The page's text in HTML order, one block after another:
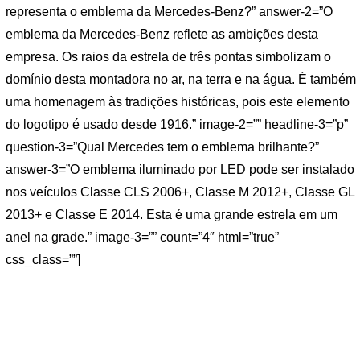
representa o emblema da Mercedes-Benz?” answer-2=”O
emblema da Mercedes-Benz reflete as ambições desta
empresa. Os raios da estrela de três pontas simbolizam o
domínio desta montadora no ar, na terra e na água. É também
uma homenagem às tradições históricas, pois este elemento
do logotipo é usado desde 1916.” image-2=”” headline-3=”p”
question-3=”Qual Mercedes tem o emblema brilhante?”
answer-3=”O emblema iluminado por LED pode ser instalado
nos veículos Classe CLS 2006+, Classe M 2012+, Classe GL
2013+ e Classe E 2014. Esta é uma grande estrela em um
anel na grade.” image-3=”” count=”4″ html=”true”
css_class=””]